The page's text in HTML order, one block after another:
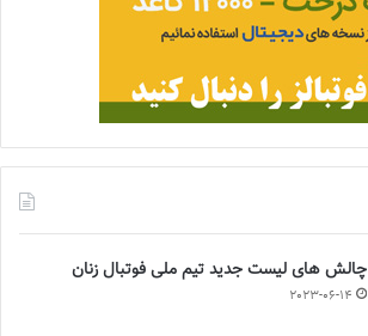
چالش هاى ليست جدید تيم ملى فوتبال زنان
2023-06-14